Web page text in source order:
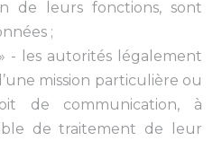
de leurs fonctions, sont
;
» - les autorités légalement
mission particulière ou
de communication, à
de traitement de leur